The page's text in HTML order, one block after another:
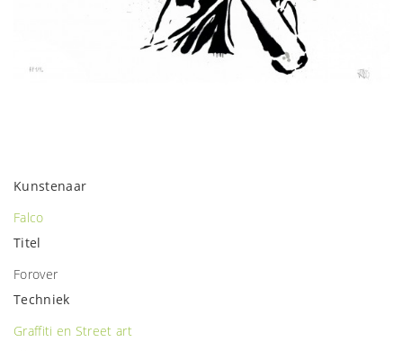
Kunstenaar
Falco
Titel
Forover
Techniek
Graffiti en Street art